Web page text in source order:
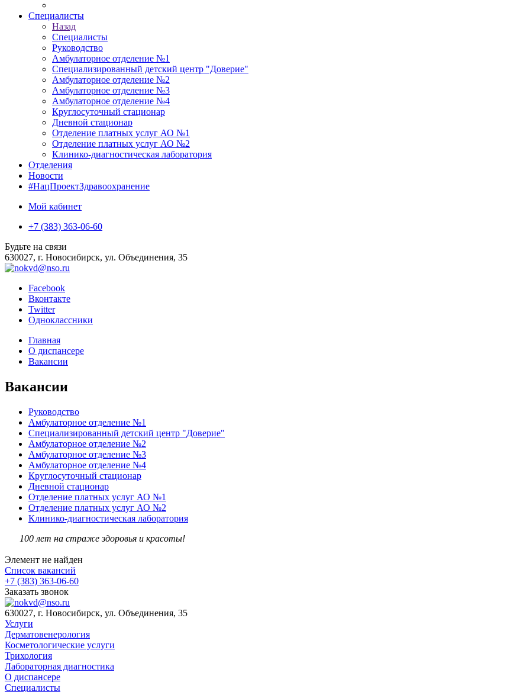
Специалисты
Назад
Специалисты
Руководство
Амбулаторное отделение №1
Специализированный детский центр "Доверие"
Амбулаторное отделение №2
Амбулаторное отделение №3
Амбулаторное отделение №4
Круглосуточный стационар
Дневной стационар
Отделение платных услуг АО №1
Отделение платных услуг АО №2
Клинико-диагностическая лаборатория
Отделения
Новости
#НацПроектЗдравоохранение
Мой кабинет
+7 (383) 363-06-60
Будьте на связи
630027, г. Новосибирск, ул. Объединения, 35
Facebook
Вконтакте
Twitter
Одноклассники
Главная
О диспансере
Вакансии
Вакансии
Руководство
Амбулаторное отделение №1
Специализированный детский центр "Доверие"
Амбулаторное отделение №2
Амбулаторное отделение №3
Амбулаторное отделение №4
Круглосуточный стационар
Дневной стационар
Отделение платных услуг АО №1
Отделение платных услуг АО №2
Клинико-диагностическая лаборатория
100 лет на страже здоровья и красоты!
Элемент не найден
Список вакансий
+7 (383) 363-06-60
Заказать звонок
630027, г. Новосибирск, ул. Объединения, 35
Услуги
Дерматовенерология
Косметологические услуги
Трихология
Лабораторная диагностика
О диспансере
Специалисты